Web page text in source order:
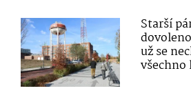
Starší
už se
všechno